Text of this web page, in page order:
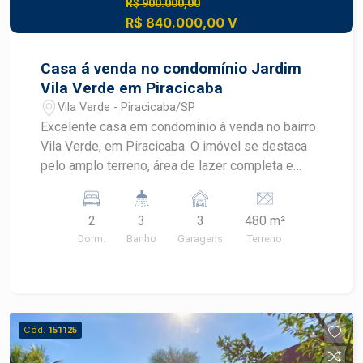
R$ 900.000,00
R$ 840.000,00 V
Casa á venda no condomínio Jardim
Vila Verde em Piracicaba
Vila Verde - Piracicaba/SP
Excelente casa em condomínio à venda no bairro
Vila Verde, em Piracicaba. O imóvel se destaca
pelo amplo terreno, área de lazer completa e
privacidade para toda a família. Localizada no Vila
Verde, esta é uma excelente oportunidade para
quem busca qualidade de vida em Piracicaba.
m² - 2 dormitórios - Sala de estar - Banheiro
social - Área de serviço coberta - 3 vagas de
2
Dorm.
3
Banho
3
Garagens
480 m²
Terreno
Cód. 151125